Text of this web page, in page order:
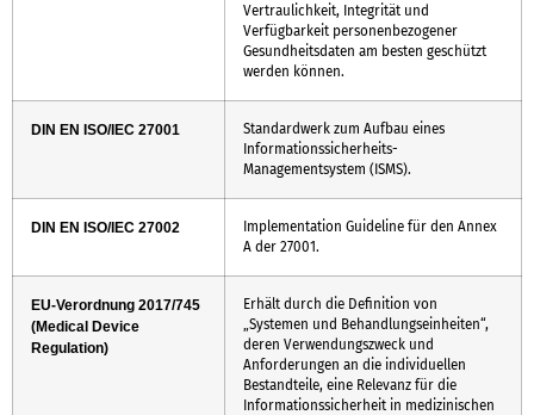
Vertraulichkeit, Integrität und
Verfügbarkeit personenbezogener
Gesundheitsdaten am besten geschützt
werden können.
DIN EN ISO/IEC 27001
Standardwerk zum Aufbau eines
Informationssicherheits-
Managementsystem (ISMS).
DIN EN ISO/IEC 27002
Implementation Guideline für den Annex
A der 27001.
EU-Verordnung 2017/745
(Medical Device
Regulation)
Erhält durch die Definition von
„Systemen und Behandlungseinheiten“,
deren Verwendungszweck und
Anforderungen an die individuellen
Bestandteile, eine Relevanz für die
Informationssicherheit in medizinischen